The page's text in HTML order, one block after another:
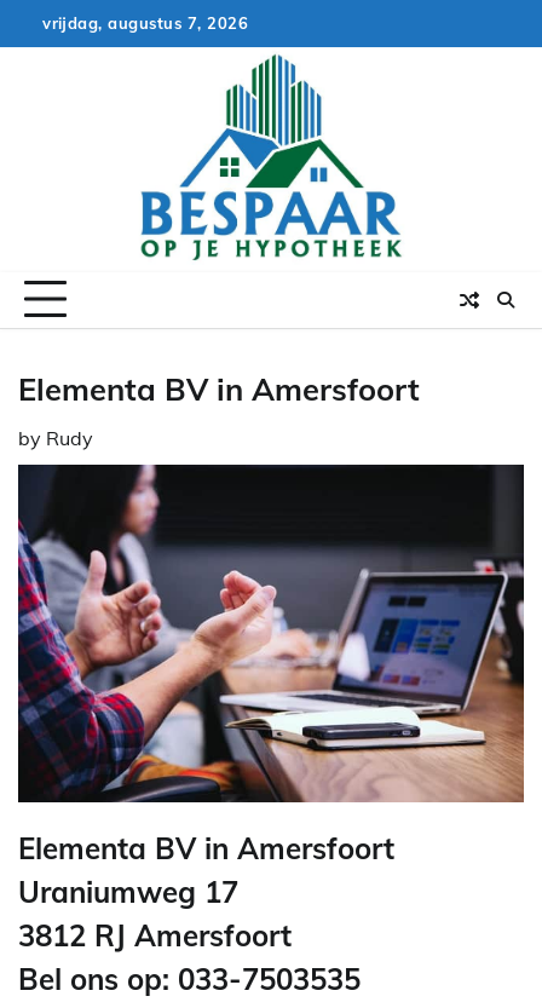
to
vrijdag, augustus 7, 2026
Elementa BV in Amersfoort
by Rudy
Elementa BV in Amersfoort
Uraniumweg 17
3812 RJ Amersfoort
Bel ons op: 033-7503535